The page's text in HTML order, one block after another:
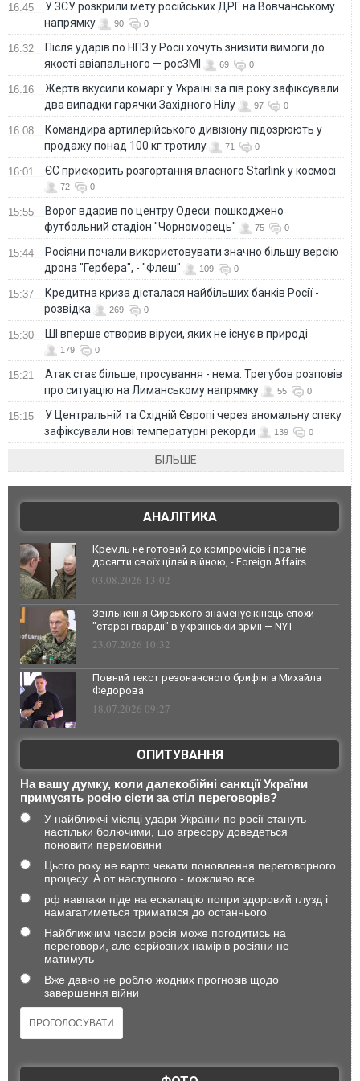
16:45
У ЗСУ розкрили мету російських ДРГ на Вовчанському
напрямку
90 0
16:32
Після ударів по НПЗ у Росії хочуть знизити вимоги до
якості авіапального — росЗМІ
69 0
16:16
Жертв вкусили комарі: у Україні за пів року зафіксували
два випадки гарячки Західного Нілу
97 0
16:08
Командира артилерійського дивізіону підозрюють у
продажу понад 100 кг тротилу
71 0
16:01 ЄС прискорить розгортання власного Starlink у космосі
72 0
15:55
Ворог вдарив по центру Одеси: пошкоджено
футбольний стадіон "Чорноморець"
75 0
15:44
Росіяни почали використовувати значно більшу версію
дрона "Гербера", - "Флеш"
109 0
15:37
Кредитна криза дісталася найбільших банків Росії -
розвідка
269 0
15:30 ШІ вперше створив віруси, яких не існує в природі
179 0
15:21
Атак стає більше, просування - нема: Трегубов розповів
про ситуацію на Лиманському напрямку
55 0
15:15
У Центральній та Східній Європі через аномальну спеку
зафіксували нові температурні рекорди
139 0
БІЛЬШЕ
АНАЛІТИКА
Кремль не готовий до компромісів і прагне
досягти своїх цілей війною, - Foreign Affairs
03.08.2026 13:02
Звільнення Сирського знаменує кінець епохи
"старої гвардії" в українській армії — NYT
23.07.2026 10:32
Повний текст резонансного брифінга Михайла
Федорова
18.07.2026 09:27
ОПИТУВАННЯ
На вашу думку, коли далекобійні санкції України
примусять росію сісти за стіл переговорів?
У найближчі місяці удари України по росії стануть
настільки болючими, що агресору доведеться
поновити перемовини
Цього року не варто чекати поновлення переговорного
процесу. А от наступного - можливо все
рф навпаки піде на ескалацію попри здоровий глузд і
намагатиметься триматися до останнього
Найближчим часом росія може погодитись на
переговори, але серйозних намірів росіяни не
матимуть
Вже давно не роблю жодних прогнозів щодо
завершення війни